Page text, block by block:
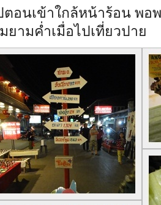
อนเข้าใกล้หน้าร้อน พอ
ยามค่ำเมื่อไปเที่ยวปาย